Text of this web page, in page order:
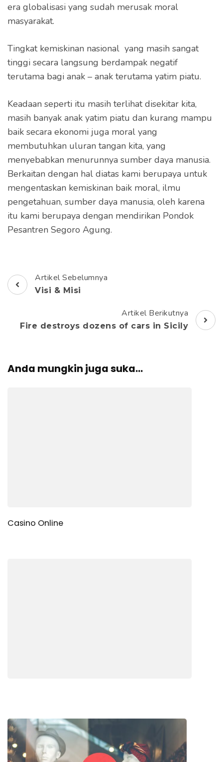
era globalisasi yang sudah merusak moral
masyarakat.
Tingkat kemiskinan nasional yang masih sangat
tinggi secara langsung berdampak negatif
terutama bagi anak – anak terutama yatim piatu.
Keadaan seperti itu masih terlihat disekitar kita,
masih banyak anak yatim piatu dan kurang mampu
baik secara ekonomi juga moral yang
membutuhkan uluran tangan kita, yang
menyebabkan menurunnya sumber daya manusia.
Berkaitan dengan hal diatas kami berupaya untuk
mengentaskan kemiskinan baik moral, ilmu
pengetahuan, sumber daya manusia, oleh karena
itu kami berupaya dengan mendirikan Pondok
Pesantren Segoro Agung.
NavigasiArtikel Sebelumnya
Visi & Misi
Artikel Berikutnya
Fire destroys dozens of cars in Sicily
Anda mungkin juga suka...
Casino Online